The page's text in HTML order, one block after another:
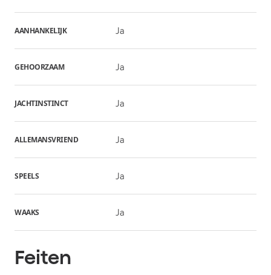
AANHANKELIJK Ja
GEHOORZAAM Ja
JACHTINSTINCT Ja
ALLEMANSVRIEND Ja
SPEELS Ja
WAAKS Ja
Feiten